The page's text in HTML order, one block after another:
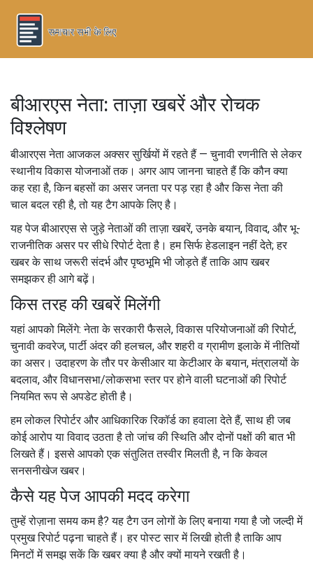
बीआरएस नेता: ताज़ा खबरें और रोचक
विश्लेषण
बीआरएस नेता आजकल अक्सर सुर्खियों में रहते हैं — चुनावी रणनीति से लेकर
स्थानीय विकास योजनाओं तक। अगर आप जानना चाहते हैं कि कौन क्या
कह रहा है, किन बहसों का असर जनता पर पड़ रहा है और किस नेता की
चाल बदल रही है, तो यह टैग आपके लिए है।
यह पेज बीआरएस से जुड़े नेताओं की ताज़ा खबरें, उनके बयान, विवाद, और भू-
राजनीतिक असर पर सीधे रिपोर्ट देता है। हम सिर्फ हेडलाइन नहीं देते; हर
खबर के साथ जरूरी संदर्भ और पृष्ठभूमि भी जोड़ते हैं ताकि आप खबर
समझकर ही आगे बढ़ें।
किस तरह की खबरें मिलेंगी
यहां आपको मिलेंगे: नेता के सरकारी फैसले, विकास परियोजनाओं की रिपोर्ट,
चुनावी कवरेज, पार्टी अंदर की हलचल, और शहरी व ग्रामीण इलाके में नीतियों
का असर। उदाहरण के तौर पर केसीआर या केटीआर के बयान, मंत्रालयों के
बदलाव, और विधानसभा/लोकसभा स्तर पर होने वाली घटनाओं की रिपोर्ट
नियमित रूप से अपडेट होती है।
हम लोकल रिपोर्टर और आधिकारिक रिकॉर्ड का हवाला देते हैं, साथ ही जब
कोई आरोप या विवाद उठता है तो जांच की स्थिति और दोनों पक्षों की बात भी
लिखते हैं। इससे आपको एक संतुलित तस्वीर मिलती है, न कि केवल
सनसनीखेज खबर।
कैसे यह पेज आपकी मदद करेगा
तुम्हें रोज़ाना समय कम है? यह टैग उन लोगों के लिए बनाया गया है जो जल्दी में
प्रमुख रिपोर्ट पढ़ना चाहते हैं। हर पोस्ट सार में लिखी होती है ताकि आप
मिनटों में समझ सकें कि खबर क्या है और क्यों मायने रखती है।